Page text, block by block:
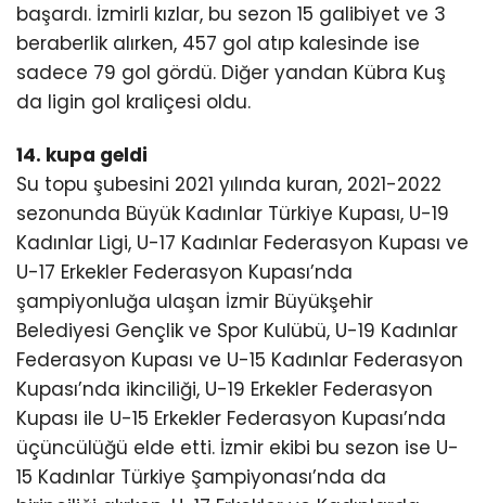
başardı. İzmirli kızlar, bu sezon 15 galibiyet ve 3
beraberlik alırken, 457 gol atıp kalesinde ise
sadece 79 gol gördü. Diğer yandan Kübra Kuş
da ligin gol kraliçesi oldu.
14. kupa geldi
Su topu şubesini 2021 yılında kuran, 2021-2022
sezonunda Büyük Kadınlar Türkiye Kupası, U-19
Kadınlar Ligi, U-17 Kadınlar Federasyon Kupası ve
U-17 Erkekler Federasyon Kupası’nda
şampiyonluğa ulaşan İzmir Büyükşehir
Belediyesi Gençlik ve Spor Kulübü, U-19 Kadınlar
Federasyon Kupası ve U-15 Kadınlar Federasyon
Kupası’nda ikinciliği, U-19 Erkekler Federasyon
Kupası ile U-15 Erkekler Federasyon Kupası’nda
üçüncülüğü elde etti. İzmir ekibi bu sezon ise U-
15 Kadınlar Türkiye Şampiyonası’nda da